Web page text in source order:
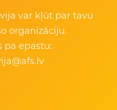
var kļūt par tavu
organizāciju.
pa epastu: